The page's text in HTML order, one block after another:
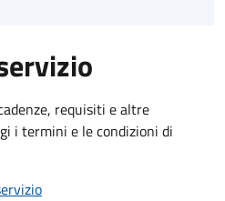
requisiti e altre
i termini e le condizioni di